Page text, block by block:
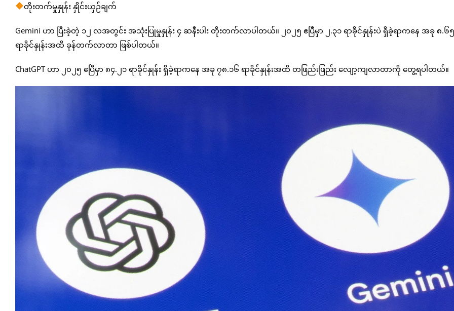
တိုးတက်မှုနှုန်း နှိုင်းယှဉ်ချက်
Gemini ဟာ ပြီးခဲ့တဲ့ ၁၂ လအတွင်း အသုံးပြုမှုနှုန်း ၄ ဆနီးပါး တိုးတက်လာပါတယ်။ ၂၀၂၅ ဧပြီမှာ ၂.၃၁ ရာခိုင်နှုန်းပဲ ရှိခဲ့ရာကနေ အခု ၈.၆၅
ရာခိုင်နှုန်းအထိ ခုန်တက်လာတာ ဖြစ်ပါတယ်။
ChatGPT ဟာ ၂၀၂၅ ဧပြီမှာ ၈၄.၂၁ ရာခိုင်နှုန်း ရှိခဲ့ရာကနေ အခု ၇၈.၁၆ ရာခိုင်နှုန်းအထိ တဖြည်းဖြည်း လျော့ကျလာတာကို တွေ့ရပါတယ်။